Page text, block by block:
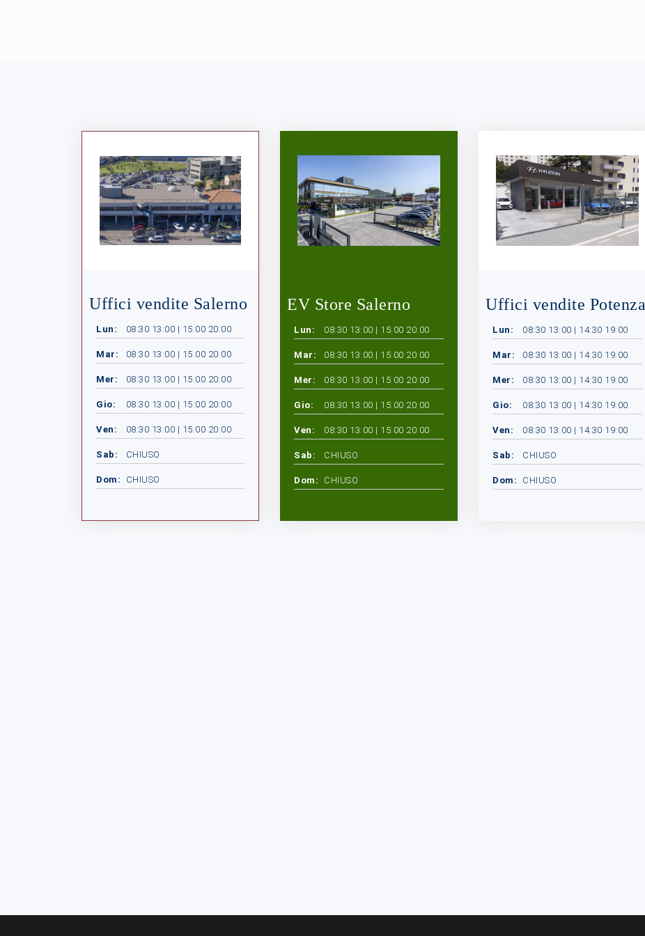
Uffici vendite Salerno
Lun: 08:30 13:00 | 15:00 20:00
Mar: 08:30 13:00 | 15:00 20:00
Mer: 08:30 13:00 | 15:00 20:00
Gio: 08:30 13:00 | 15:00 20:00
Ven: 08:30 13:00 | 15:00 20:00
Sab: CHIUSO
Dom: CHIUSO
EV Store Salerno
Lun: 08:30 13:00 | 15:00 20:00
Mar: 08:30 13:00 | 15:00 20:00
Mer: 08:30 13:00 | 15:00 20:00
Gio: 08:30 13:00 | 15:00 20:00
Ven: 08:30 13:00 | 15:00 20:00
Sab: CHIUSO
Dom: CHIUSO
Uffici vendite Potenza
Lun: 08:30 13:00 | 14:30 19:00
Mar: 08:30 13:00 | 14:30 19:00
Mer: 08:30 13:00 | 14:30 19:00
Gio: 08:30 13:00 | 14:30 19:00
Ven: 08:30 13:00 | 14:30 19:00
Sab: CHIUSO
Dom: CHIUSO